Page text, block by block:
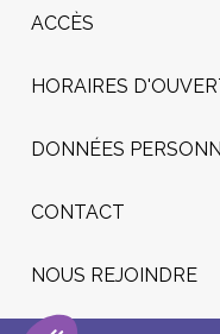
ACCÈS
HORAIRES
DONNÉES
CONTACT
NOUS REJOINDRE